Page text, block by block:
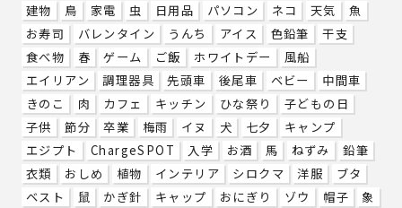
建物
鳥 家電 虫 日用品 パソコン ネコ 天気
魚
お寿司
バレンタイン うんち アイス 色鉛筆
干支
食べ物
春 ゲーム ご飯 ホワイトデー
風船
エイリアン
調理器具 先頭車 後尾車 ベビー
中間車
きのこ
肉 カフェ キッチン ひな祭り
子どもの日
子供
節分 卒業 梅雨 イヌ 犬 七夕
キャンプ
エジプト
ChargeSPOT 入学 お酒 馬 ねずみ
鉛筆
衣類
おしめ 植物 インテリア シロクマ 洋服
ブタ
ベスト
鼠 かぎ針 キャップ おにぎり ゾウ 帽子
象